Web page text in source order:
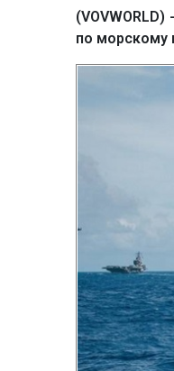
по морскому